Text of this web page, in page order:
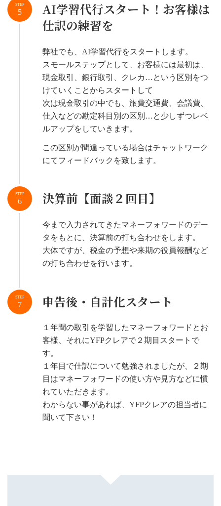
AI学習代行スタート！お客様は
仕訳の練習を
弊社でも、AI学習代行をスタートします。
スモールステップとして、お客様には最初は、
現金取引、銀行取引、クレカ…という区別をつ
けていくことからスタートして
次は現金取引の中でも、旅費交通費、会議費、
仕入などの勘定科目別の区別…と少しずつレベ
ルアップをしていきます。
この区別が間違っている場合はチャットワーク
にてフィードバックを致します。
STEP
5
決算前【面談２回目】
今まで入力されてきたマネーフォワードのデー
タをもとに、決算前の打ち合わせをします。
大体ですが、税金の予想や来期の役員報酬など
の打ち合わせを行います。
STEP
6
申告後・自計化スタート
１年間の取引を学習したマネーフォワードとお
客様、それにYFPクレアで２期目スタートで
す。
１年目で仕訳について勉強されましたが、２期
目はマネーフォワードの使い方や見方などに慣
れていただきます。
わからない事があれば、YFPクレアの担当者に
聞いて下さい！
STEP
7